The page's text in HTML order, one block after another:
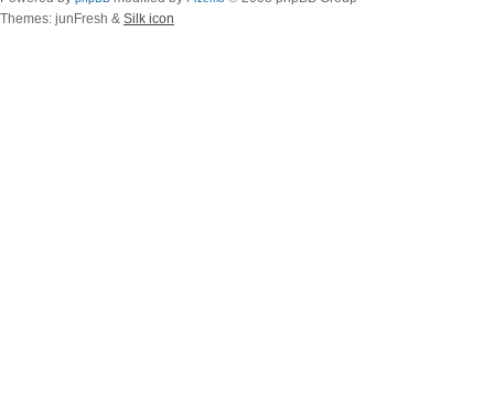
Themes: junFresh & Silk icon